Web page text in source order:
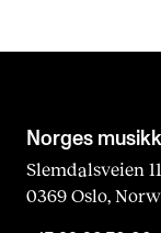
Norges
Slemdalsveien 11
0369 Oslo,